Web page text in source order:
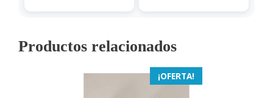
Productos relacionados
¡OFERTA!